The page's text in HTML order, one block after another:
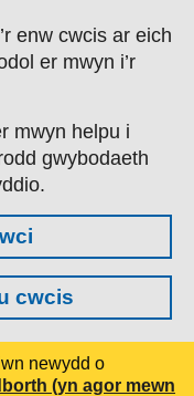
enw cwcis ar eich
er mwyn i’r
mwyn helpu i
gwybodaeth
cwcis
newydd o
(yn agor mewn